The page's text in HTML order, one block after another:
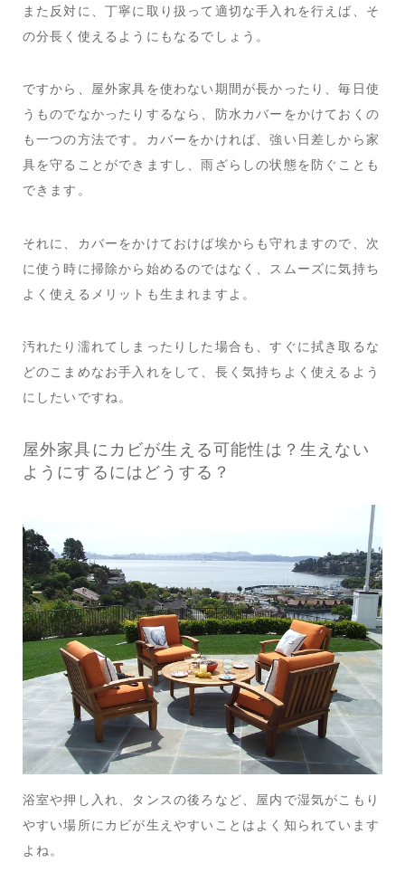
また反対に、丁寧に取り扱って適切な手入れを行えば、そ
の分長く使えるようにもなるでしょう。
ですから、屋外家具を使わない期間が長かったり、毎日使
うものでなかったりするなら、防水カバーをかけておくの
も一つの方法です。カバーをかければ、強い日差しから家
具を守ることができますし、雨ざらしの状態を防ぐことも
できます。
それに、カバーをかけておけば埃からも守れますので、次
に使う時に掃除から始めるのではなく、スムーズに気持ち
よく使えるメリットも生まれますよ。
汚れたり濡れてしまったりした場合も、すぐに拭き取るな
どのこまめなお手入れをして、長く気持ちよく使えるよう
にしたいですね。
屋外家具にカビが生える可能性は？生えない
ようにするにはどうする？
浴室や押し入れ、タンスの後ろなど、屋内で湿気がこもり
やすい場所にカビが生えやすいことはよく知られています
よね。